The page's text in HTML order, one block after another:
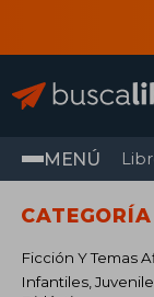
MENÚ
CATEGORÍA
Ficción Y Temas
Infantiles, Juveniles Y